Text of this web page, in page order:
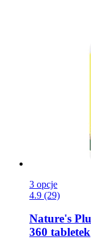
3 opcje
4.9 (29)
Nature's
360 tabletek